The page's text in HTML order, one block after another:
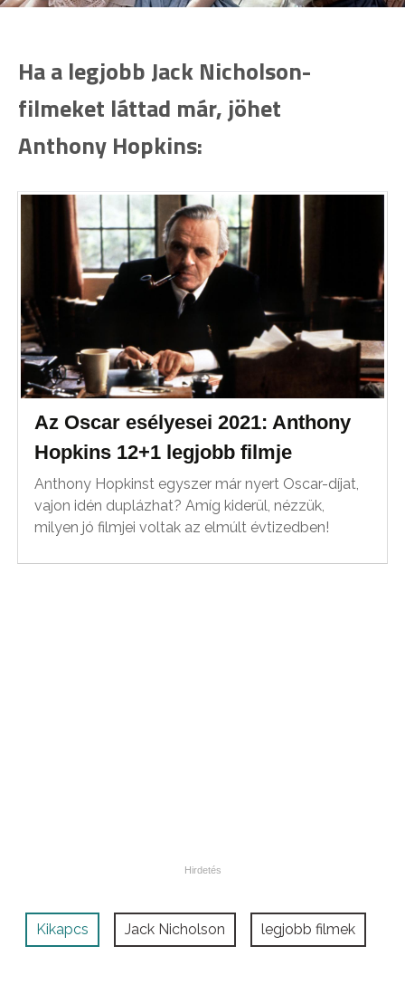
Ha a legjobb Jack Nicholson-
filmeket láttad már, jöhet
Anthony Hopkins:
Az Oscar esélyesei 2021: Anthony
Hopkins 12+1 legjobb filmje
Anthony Hopkinst egyszer már nyert Oscar-díjat,
vajon idén duplázhat? Amíg kiderül, nézzük,
milyen jó filmjei voltak az elmúlt évtizedben!
Kikapcs Jack Nicholson legjobb filmek